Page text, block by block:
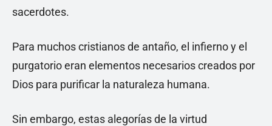
sacerdotes.
Para muchos cristianos de antaño, el infierno y el
purgatorio eran elementos necesarios creados por
Dios para purificar la naturaleza humana.
Sin embargo, estas alegorías de la virtud